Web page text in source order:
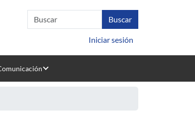
Iniciar sesión